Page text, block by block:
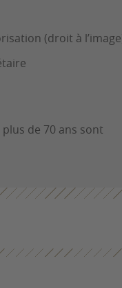
(droit à
de 70 ans sont